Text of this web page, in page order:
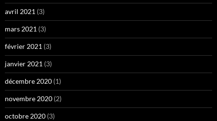
avril 2021 (3)
mars 2021 (3)
février 2021 (3)
janvier 2021 (3)
décembre 2020 (1)
novembre 2020 (2)
octobre 2020 (3)